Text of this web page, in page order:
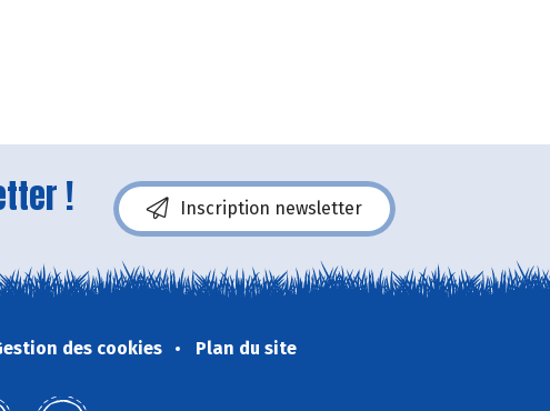
! Inscription newsletter
des cookies Plan du site